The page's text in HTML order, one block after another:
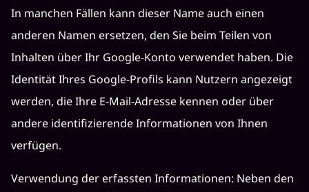
In manchen Fällen kann dieser Name auch einen
anderen Namen ersetzen, den Sie beim Teilen von
Inhalten über Ihr Google-Konto verwendet haben. Die
Identität Ihres Google-Profils kann Nutzern angezeigt
werden, die Ihre E-Mail-Adresse kennen oder über
andere identifizierende Informationen von Ihnen
verfügen.
Verwendung der erfassten Informationen: Neben den